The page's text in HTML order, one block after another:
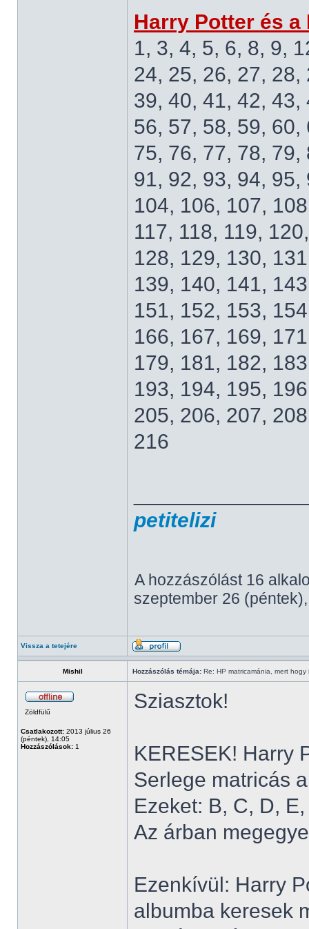
Harry Potter és
1, 3, 4, 5, 6, 8, 9,
24, 25, 26, 27,
39, 40, 41, 42,
56, 57, 58, 59,
75, 76, 77, 78,
91, 92, 93, 94,
104, 106, 107,
117, 118, 119,
128, 129, 130,
139, 140, 141,
151, 152, 153,
166, 167, 169,
179, 181, 182,
193, 194, 195,
205, 206, 207,
216
petitelizi
A hozzászólást 16
szeptember 26
Vissza a tetejére
Mishil Hozzászólás témája: Re: HP matricamánia, mert hogy
Zöldfülű
Csatlakozott: 2013 július 26
(péntek), 14:05
Hozzászólások: 1
Sziasztok!
KERESEK! Harry
Serlege matricás
Ezeket: B, C, D,
Az árban
Ezenkívül: Harry
albumba keresek